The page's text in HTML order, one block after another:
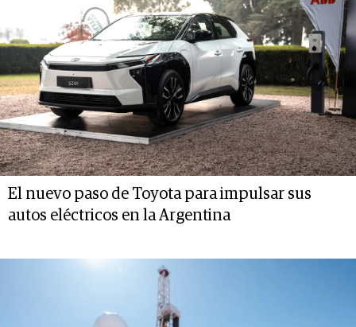
El nuevo paso de Toyota para impulsar sus
autos eléctricos en la Argentina